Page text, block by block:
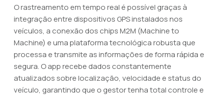
O rastreamento em tempo real é possível graças à
integração entre dispositivos GPS instalados nos
veículos, a conexão dos chips M2M (Machine to
Machine) e uma plataforma tecnológica robusta que
processa e transmite as informações de forma rápida e
segura. O app recebe dados constantemente
atualizados sobre localização, velocidade e status do
veículo, garantindo que o gestor tenha total controle e